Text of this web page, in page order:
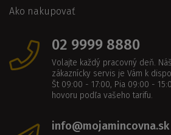
Ako nakupovať
02 9999 8880
Volajte každý pracovný deň. Náš
zákaznícky servis je Vám k
Št 09:00 - 17:00, Pia 09:00 -
hovoru podľa vašeho tarifu.
info@mojamincovna.sk